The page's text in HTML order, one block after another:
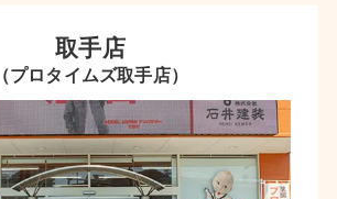
取手店
（プロタイムズ取手店）